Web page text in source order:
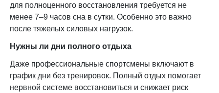
для полноценного восстановления требуется не
менее 7–9 часов сна в сутки. Особенно это важно
после тяжелых силовых нагрузок.
Нужны ли дни полного отдыха
Даже профессиональные спортсмены включают в
график дни без тренировок. Полный отдых помогает
нервной системе восстановиться и снижает риск